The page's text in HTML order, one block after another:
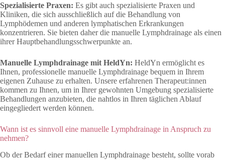
Spezialisierte Praxen: Es gibt auch spezialisierte Praxen und
Kliniken, die sich ausschließlich auf die Behandlung von
Lymphödemen und anderen lymphatischen Erkrankungen
konzentrieren. Sie bieten daher die manuelle Lymphdrainage als einen
ihrer Hauptbehandlungsschwerpunkte an.
Manuelle Lymphdrainage mit HeldYn: HeldYn ermöglicht es
Ihnen, professionelle manuelle Lymphdrainage bequem in Ihrem
eigenen Zuhause zu erhalten. Unsere erfahrenen Therapeut:innen
kommen zu Ihnen, um in Ihrer gewohnten Umgebung spezialisierte
Behandlungen anzubieten, die nahtlos in Ihren täglichen Ablauf
eingegliedert werden können.
Wann ist es sinnvoll eine manuelle Lymphdrainage in Anspruch zu
nehmen?
Ob der Bedarf einer manuellen Lymphdrainage besteht, sollte vorab